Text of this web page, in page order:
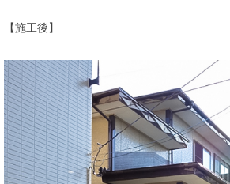
【施工後】